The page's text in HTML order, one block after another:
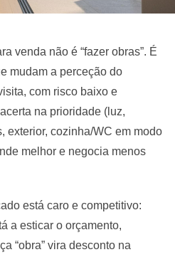
venda não é “fazer obras”. É
mudam a perceção do
com risco baixo e
na prioridade (luz,
exterior, cozinha/WC em modo
melhor e negocia menos
está caro e competitivo:
a esticar o orçamento,
“obra” vira desconto na